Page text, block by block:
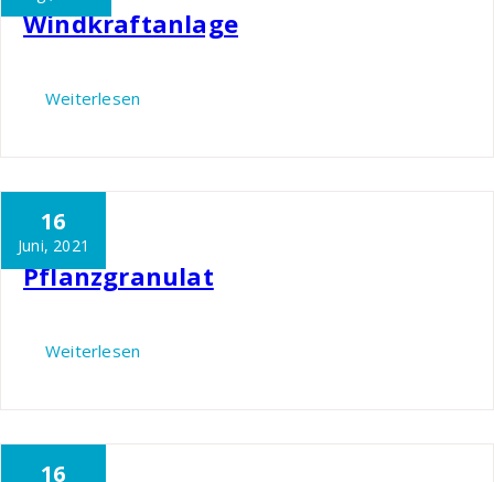
Windkraftanlage
Weiterlesen
16
Juni, 2021
Nils
Pflanzgranulat
Weiterlesen
16
Nils